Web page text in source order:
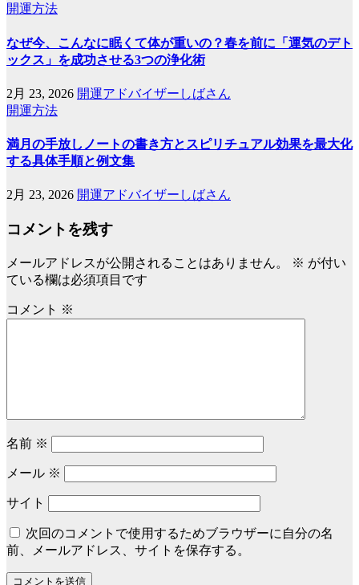
開運方法
なぜ今、こんなに眠くて体が重いの？春を前に「運気のデト
ックス」を成功させる3つの浄化術
2月 23, 2026 開運アドバイザーしばさん
開運方法
満月の手放しノートの書き方とスピリチュアル効果を最大化
する具体手順と例文集
2月 23, 2026 開運アドバイザーしばさん
コメントを残す
メールアドレスが公開されることはありません。 ※ が付い
ている欄は必須項目です
コメント ※
名前 ※
メール ※
サイト
次回のコメントで使用するためブラウザーに自分の名
前、メールアドレス、サイトを保存する。